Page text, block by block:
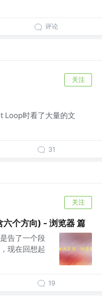
评论
关注
Loop时看了大量的文
31
关注
六个方向) - 浏览器 篇
告了一个段
现在回想起
19